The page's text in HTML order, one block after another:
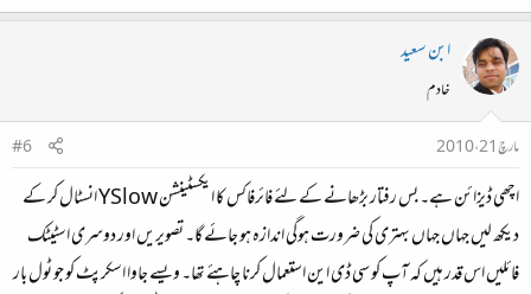
ابن سعید
خادم
مارچ 21، 2010
#6
اچھی ڈیزائن ہے۔ بس رفتار بڑھانے کے لئے فائرفاکس کا ایکسٹینشن YSlow انسٹال کر کے
دیکھ لیں جہاں جہاں بہتری کی ضرورت ہوگی اندازہ ہو جائے گا۔ تصویریں اور دوسری اسٹیٹک
فائلیں اس قدر ہیں کہ آپ کو سی ڈی این استعمال کرنا چاہئے تھا۔ ویسے جاوا اسکرپٹ کو جو ٹول بار